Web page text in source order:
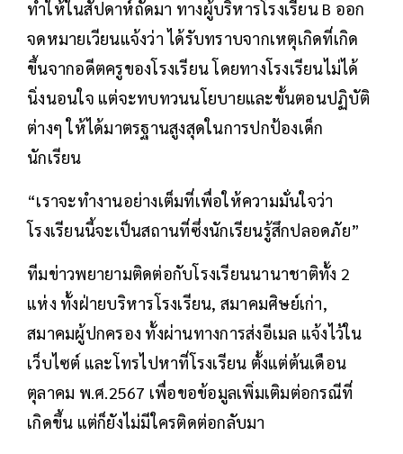
ทำให้ในสัปดาห์ถัดมา ทางผู้บริหารโรงเรียน B ออก
จดหมายเวียนแจ้งว่า ได้รับทราบจากเหตุเกิดที่เกิด
ขึ้นจากอดีตครูของโรงเรียน โดยทางโรงเรียนไม่ได้
นิ่งนอนใจ แต่จะทบทวนนโยบายและขั้นตอนปฏิบัติ
ต่างๆ ให้ได้มาตรฐานสูงสุดในการปกป้องเด็ก
นักเรียน
“เราจะทำงานอย่างเต็มที่เพื่อให้ความมั่นใจว่า
โรงเรียนนี้จะเป็นสถานที่ซึ่งนักเรียนรู้สึกปลอดภัย”
ทีมข่าวพยายามติดต่อกับโรงเรียนนานาชาติทั้ง 2
แห่ง ทั้งฝ่ายบริหารโรงเรียน, สมาคมศิษย์เก่า,
สมาคมผู้ปกครอง ทั้งผ่านทางการส่งอีเมล แจ้งไว้ใน
เว็บไซต์ และโทรไปหาที่โรงเรียน ตั้งแต่ต้นเดือน
ตุลาคม พ.ศ.2567 เพื่อขอข้อมูลเพิ่มเติมต่อกรณีที่
เกิดขึ้น แต่ก็ยังไม่มีใครติดต่อกลับมา